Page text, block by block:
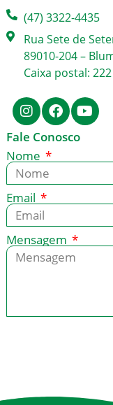
(47) 3322-4435
Rua Sete de
89010-204 –
Caixa postal: 222
Fale Conosco
Nome
Email
Mensagem